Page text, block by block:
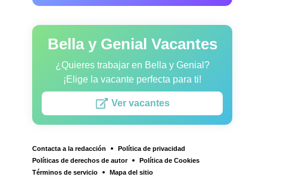
Bella y Genial Vacantes
¿Quieres trabajar en Bella y Genial?
¡Elige la vacante perfecta para ti!
Ver vacantes
Contacta a la redacción
Política de privacidad
Políticas de derechos de autor
Política de Cookies
Términos de servicio
Mapa del sitio